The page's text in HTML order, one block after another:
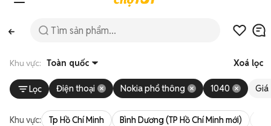
Khu vực: Toàn quốc Xoá lọc
Lọc Điện thoại Nokia phổ thông 1040 Giá
Khu vực: Tp Hồ Chí Minh Bình Dương (TP Hồ Chí Minh mới)